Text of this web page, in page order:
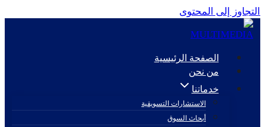
التجاوز إلى المحتوى
الصفحة الرئيسية
من نحن
خدماتنا
الاستشارات التسويقية
أبحاث السوق